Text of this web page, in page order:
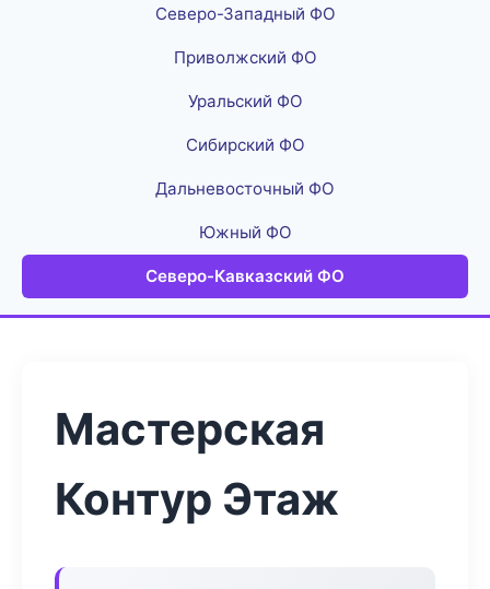
Северо-Западный ФО
Приволжский ФО
Уральский ФО
Сибирский ФО
Дальневосточный ФО
Южный ФО
Северо-Кавказский ФО
Мастерская
Контур Этаж